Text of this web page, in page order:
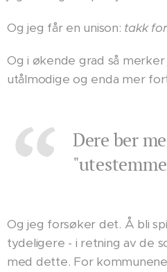
Og jeg får en unison: takk
Og i økende grad så
utålmodige og enda mer
Dere ber
Og jeg forsøker det. Å bli
tydeligere - i retning av de
med dette. For